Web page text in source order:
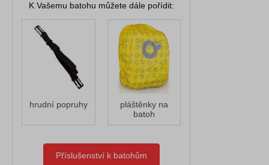
K Vašemu batohu můžete dále pořídit:
hrudní popruhy
pláštěnky na
batoh
Příslušenství k batohům